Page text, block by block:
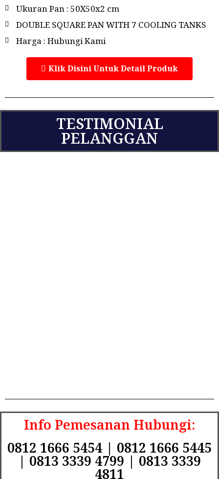
Ukuran Pan : 50X50x2 cm
DOUBLE SQUARE PAN WITH 7 COOLING TANKS
Harga : Hubungi Kami
Klik Disini Untuk Detail Produk
TESTIMONIAL
PELANGGAN
Info Pemesanan Hubungi:
0812 1666 5454 | 0812 1666 5445
| 0813 3339 4799 | 0813 3339
4811